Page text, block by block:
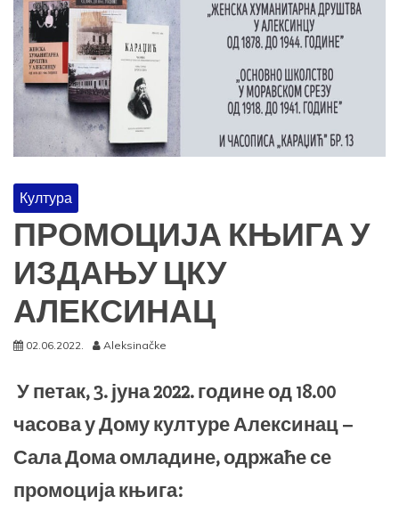
Култура
ПРОМОЦИЈА КЊИГА У
ИЗДАЊУ ЦКУ
АЛЕКСИНАЦ
02.06.2022. Aleksinačke
У петак, 3. јуна 2022. године од 18.00
часова у Дому културе Алексинац –
Сала Дома омладине, одржаће се
промоција књига: